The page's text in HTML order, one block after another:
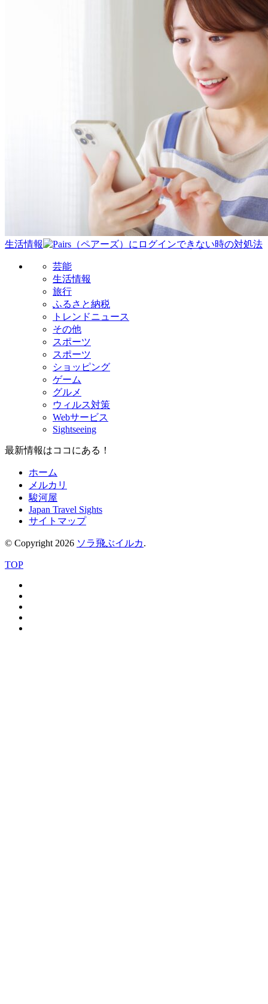
生活情報
芸能
生活情報
旅行
ふるさと納税
トレンドニュース
その他
スポーツ
スポーツ
ショッピング
ゲーム
グルメ
ウィルス対策
Webサービス
Sightseeing
最新情報はココにある！
ホーム
メルカリ
駿河屋
Japan Travel Sights
サイトマップ
© Copyright 2026 ソラ飛ぶイルカ.
TOP